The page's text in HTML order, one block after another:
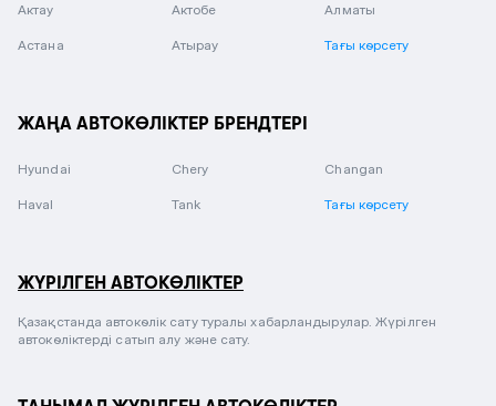
Актау Актобе Алматы
Астана Атырау Тағы көрсету
ЖАҢА АВТОКӨЛІКТЕР БРЕНДТЕРІ
Hyundai Chery Changan
Haval Tank Тағы көрсету
ЖҮРІЛГЕН АВТОКӨЛІКТЕР
Қазақстанда автокөлік сату туралы хабарландырулар. Жүрілген
автокөліктерді сатып алу және сату.